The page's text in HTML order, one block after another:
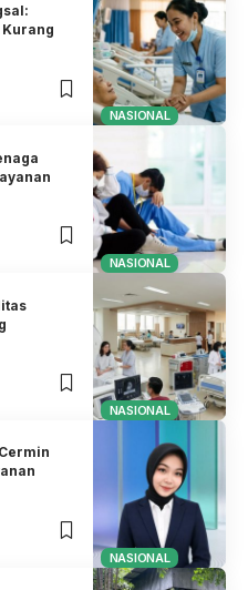
NASIONAL
NASIONAL
NASIONAL
NASIONAL